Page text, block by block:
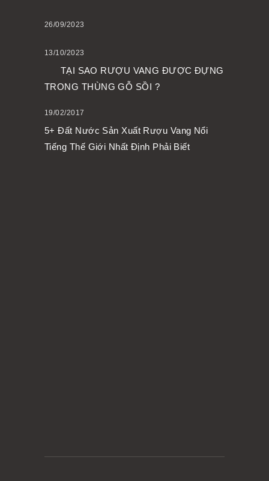
26/09/2023
13/10/2023
TẠI SAO RƯỢU VANG ĐƯỢC ĐỰNG
TRONG THÙNG GỖ SỒI ?
19/02/2017
5+ Đất Nước Sản Xuất Rượu Vang Nổi
Tiếng Thế Giới Nhất Định Phải Biết